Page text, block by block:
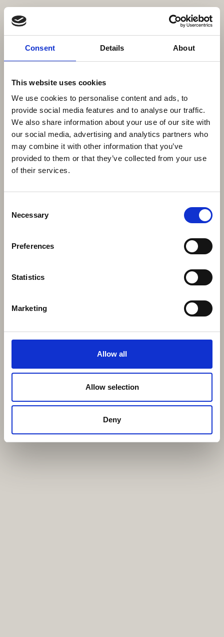
Consent Details About
This website uses cookies
We use cookies to personalise content and ads, to
provide social media features and to analyse our traffic.
We also share information about your use of our site with
our social media, advertising and analytics partners who
may combine it with other information that you’ve
provided to them or that they’ve collected from your use
of their services.
Selection
Necessary
Preferences
Statistics
Marketing
Allow all
Allow selection
Deny